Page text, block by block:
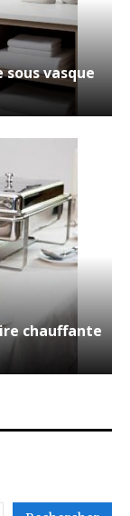
sous vasque
chauffante